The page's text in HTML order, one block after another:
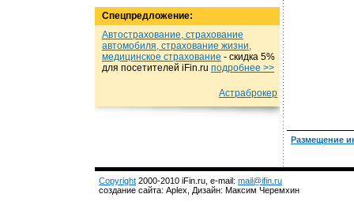
Спецпредложение:
Автострахование, страхование
автомобиля, страхование жизни,
медицинское страхование - cкидка 5%
для посетителей iFin.ru подробнеe >>
Астраброкер
Размещение
Copyright 2000-2010 iFin.ru, e-mail: mail@ifin.ru
создание сайта: Aplex, Дизайн: Максим Черемхин